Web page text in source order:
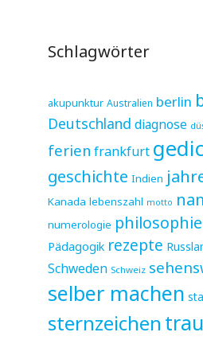
Schlagwörter
akupunktur Australien berlin
Deutschland diagnose
ferien frankfurt
geschichte Indien
Kanada lebenszahl motto
numerologie philosophie
Pädagogik rezepte
Schweden Schweiz
selber machen
sternzeichen